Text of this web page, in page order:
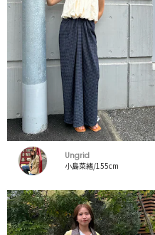
Ungrid
小島菜緒/155cm